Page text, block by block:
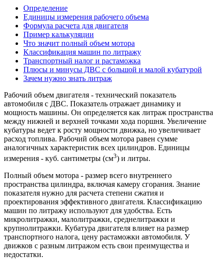
Определение
Единицы измерения рабочего объема
Формула расчета для двигателя
Пример калькуляции
Что значит полный объем мотора
Классификация машин по литражу
Транспортный налог и растаможка
Плюсы и минусы ДВС с большой и малой кубатурой
Зачем нужно знать литраж
Рабочий объем двигателя - технический показатель
автомобиля с ДВС. Показатель отражает динамику и
мощность машины. Он определяется как литраж пространства
между нижней и верхней точками хода поршня. Увеличение
кубатуры ведет к росту мощности движка, но увеличивает
расход топлива. Рабочий объем мотора равен сумме
аналогичных характеристик всех цилиндров. Единицы
измерения - куб. сантиметры (см3) и литры.
Полный объем мотора - размер всего внутреннего
пространства цилиндра, включая камеру сгорания. Знание
показателя нужно для расчета степени сжатия и
проектирования эффективного двигателя. Классификацию
машин по литражу используют для удобства. Есть
микролитражки, малолитражки, среднелитражки и
крупнолитражки. Кубатура двигателя влияет на размер
транспортного налога, цену растаможки автомобиля. У
движков с разным литражом есть свои преимущества и
недостатки.